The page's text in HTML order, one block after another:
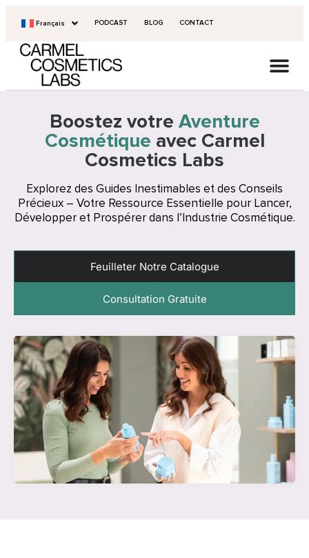
Français PODCAST BLOG CONTACT
Boostez votre Aventure
Cosmétique avec Carmel
Cosmetics Labs
Explorez des Guides Inestimables et des Conseils
Précieux – Votre Ressource Essentielle pour Lancer,
Développer et Prospérer dans l’Industrie Cosmétique.
Feuilleter Notre Catalogue
Consultation Gratuite